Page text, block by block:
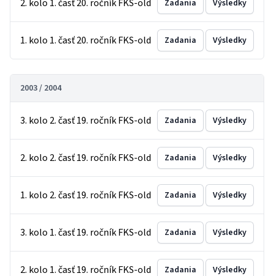
2. kolo 1. časť 20. ročník FKS-old Zadania Výsledky
1. kolo 1. časť 20. ročník FKS-old Zadania Výsledky
2003 / 2004
3. kolo 2. časť 19. ročník FKS-old Zadania Výsledky
2. kolo 2. časť 19. ročník FKS-old Zadania Výsledky
1. kolo 2. časť 19. ročník FKS-old Zadania Výsledky
3. kolo 1. časť 19. ročník FKS-old Zadania Výsledky
2. kolo 1. časť 19. ročník FKS-old Zadania Výsledky